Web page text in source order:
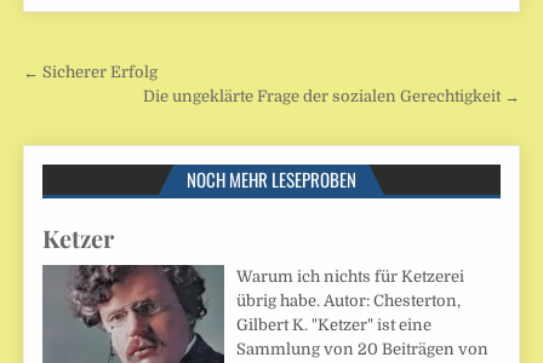
Beitragsnavigation
← Sicherer Erfolg
Die ungeklärte Frage der sozialen Gerechtigkeit →
NOCH MEHR LESEPROBEN
Ketzer
Warum ich nichts für Ketzerei
übrig habe. Autor: Chesterton,
Gilbert K. "Ketzer" ist eine
Sammlung von 20 Beiträgen von